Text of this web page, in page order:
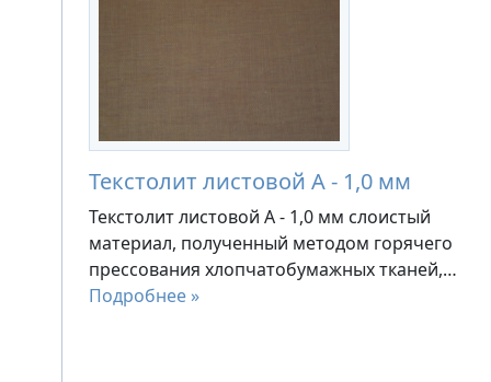
Текстолит листовой А - 1,0 мм
Текстолит листовой А - 1,0 мм слоистый
материал, полученный методом горячего
прессования хлопчатобумажных тканей,…
Подробнее »